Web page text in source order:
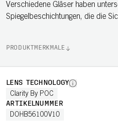
Verschiedene Gläser haben
Spiegelbeschichtungen, die die
PRODUKTMERKMALE
LENS TECHNOLOGY
Clarity By POC
ARTIKELNUMMER
DOHB56100V10